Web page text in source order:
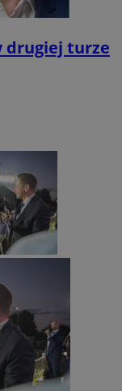
drugiej turze